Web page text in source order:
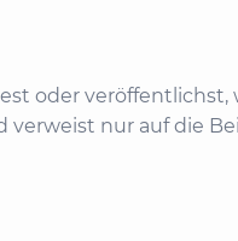
oder
nur auf die